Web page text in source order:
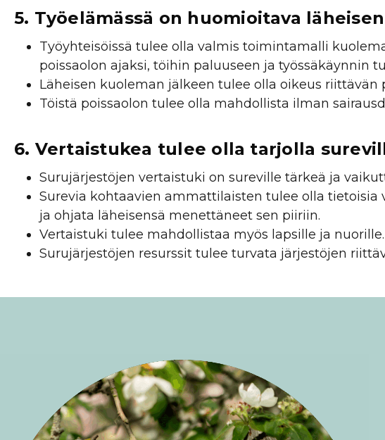
5. Työelämässä on huomioitava
Työyhteisöissä tulee olla valmis toimintamalli
poissaolon ajaksi, töihin paluuseen ja työssäkäynnin
Läheisen kuoleman jälkeen tulee olla oikeus
Töistä poissaolon tulee olla mahdollista ilman
6. Vertaistukea tulee olla tarjolla
Surujärjestöjen vertaistuki on sureville tärkeä ja
Surevia kohtaavien ammattilaisten tulee olla tietoisia
ja ohjata läheisensä menettäneet sen piiriin.
Vertaistuki tulee mahdollistaa myös lapsille ja nuorille.
Surujärjestöjen resurssit tulee turvata järjestöjen